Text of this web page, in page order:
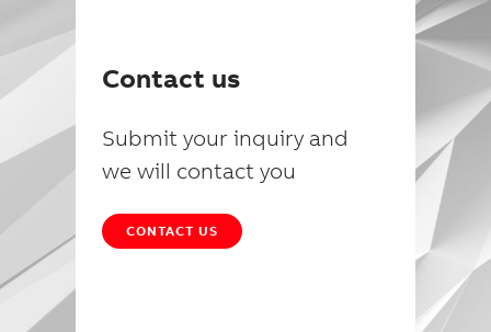
Contact us
Submit your inquiry and
we will contact you
CONTACT US